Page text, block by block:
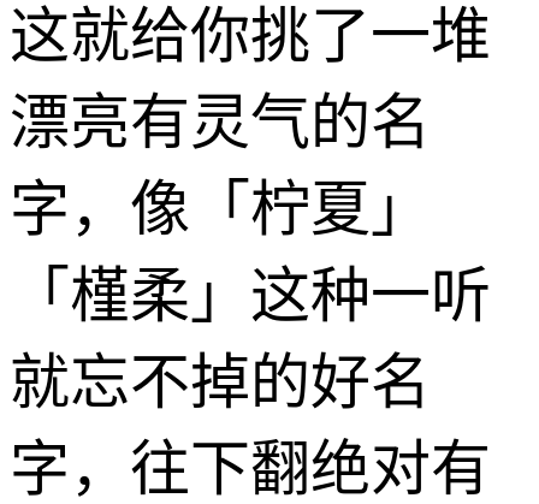
这就给你挑了一堆
漂亮有灵气的名
字，像「柠夏」
「槿柔」这种一听
就忘不掉的好名
字，往下翻绝对有